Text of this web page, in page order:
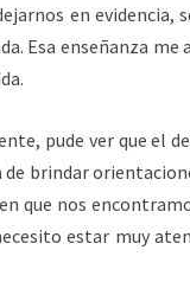
en
Esa enseñanza
pude ver que el
brindar
que nos
estar muy